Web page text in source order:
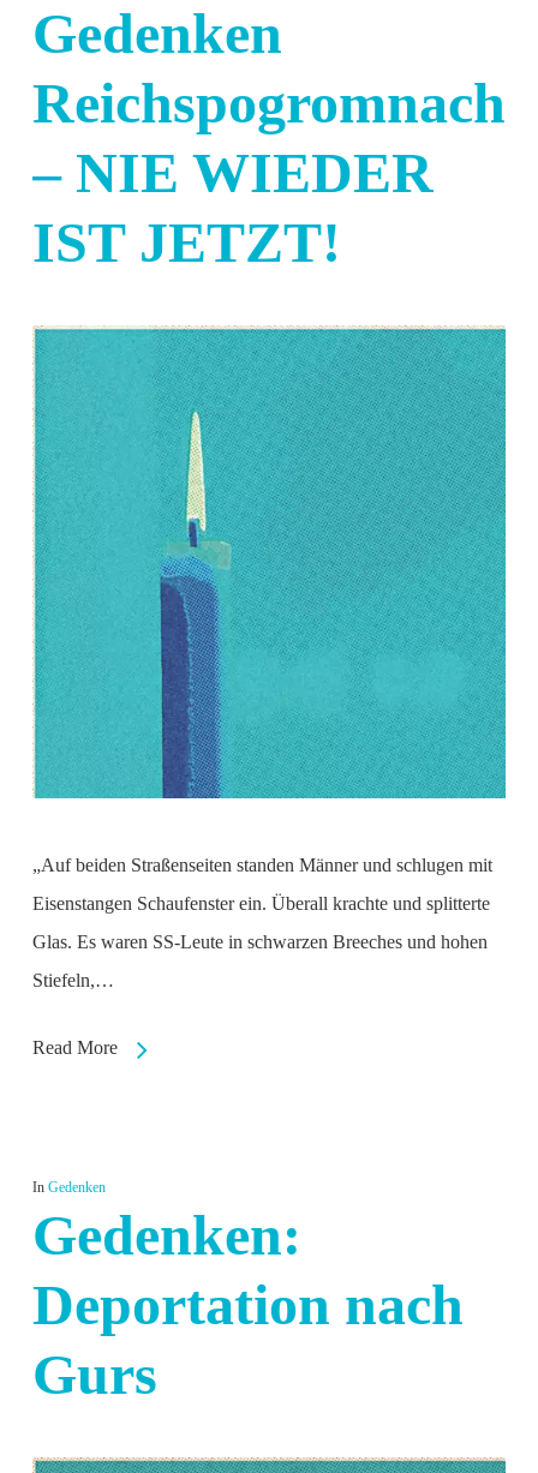
Gedenken
Reichspogromnacht
– NIE WIEDER
IST JETZT!
„Auf beiden Straßenseiten standen Männer und schlugen mit
Eisenstangen Schaufenster ein. Überall krachte und splitterte
Glas. Es waren SS-Leute in schwarzen Breeches und hohen
Stiefeln,…
Read More
In Gedenken
Gedenken:
Deportation nach
Gurs